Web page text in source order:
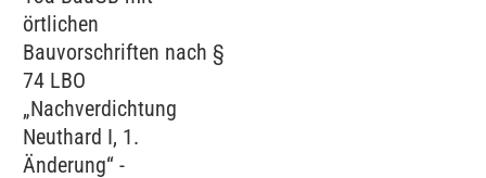
örtlichen
Bauvorschriften nach §
74 LBO
„Nachverdichtung
Neuthard I, 1.
Änderung“ -